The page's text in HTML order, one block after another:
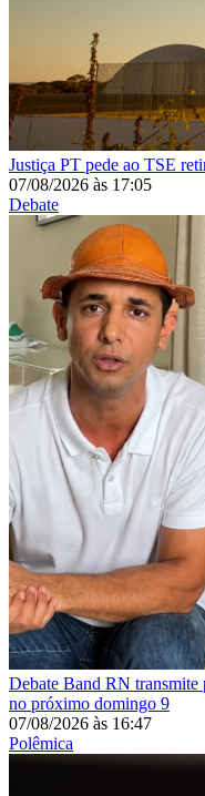
Justiça PT pede ao TSE
07/08/2026 às 17:05
Debate
Debate Band RN transmite
no próximo domingo 9
07/08/2026 às 16:47
Polêmica